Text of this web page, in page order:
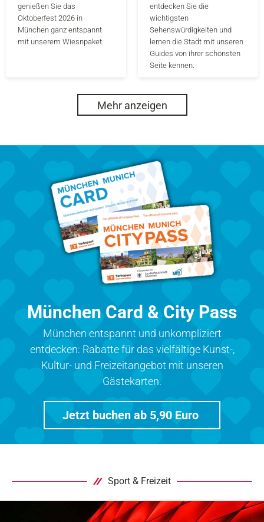
genießen Sie das
Oktoberfest 2026 in
München ganz entspannt
mit unserem Wiesnpaket.
entdecken Sie die
wichtigsten
Sehenswürdigkeiten und
lernen die Stadt mit unseren
Guides von ihrer schönsten
Seite kennen.
Mehr anzeigen
München Card & City Pass
München entspannt und unkompliziert
entdecken: Rabatte für das vielfältige Kunst-,
Kultur- und Freizeitangebot mit unseren
Gästekarten.
Jetzt buchen ab 5,90 Euro
Sport & Freizeit